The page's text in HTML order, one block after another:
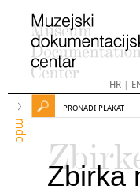
HR|
mdc
PRONAĐI PLAKAT
Zbirka